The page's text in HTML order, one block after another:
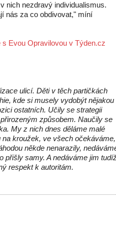
nich nezdravý individualismus.
nás za co obdivovat," míní
Evou Opravilovou v Týden.cz
ulicí. Děti v těch partičkách
kde si musely vydobýt nějakou
ostatních. Učily se strategii
způsobem. Naučily se
My z nich dnes děláme malé
kroužek, ve všech
někde nenarazily,
přišly samy. A nedáváme jim
respekt k autoritám.